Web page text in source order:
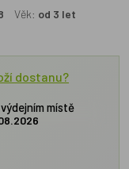
Věk: od 3 let
dostanu?
místě